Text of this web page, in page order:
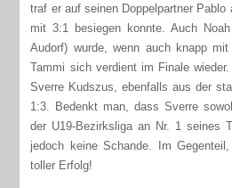
traf er auf seinen Doppelpartner Pablo
mit 3:1 besiegen konnte. Auch
Audorf) wurde, wenn auch knapp
Tammi sich verdient im Finale
Sverre Kudszus, ebenfalls aus der
1:3. Bedenkt man, dass Sverre
der U19-Bezirksliga an Nr. 1 seines
jedoch keine Schande. Im
toller Erfolg!